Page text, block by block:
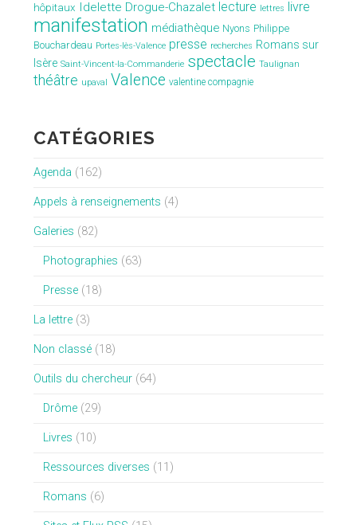
hôpitaux Idelette Drogue-Chazalet lecture lettres livre
manifestation médiathèque Nyons Philippe
Bouchardeau Portes-lès-Valence presse recherches Romans sur
Isère Saint-Vincent-la-Commanderie spectacle Taulignan
théâtre upaval Valence valentine compagnie
CATÉGORIES
Agenda (162)
Appels à renseignements (4)
Galeries (82)
Photographies (63)
Presse(18)
La lettre(3)
Non classé(18)
Outils du chercheur(64)
Drôme(29)
Livres (10)
Ressources diverses (11)
Romans (6)